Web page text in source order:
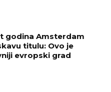
godina Amsterdam
titulu: Ovo je
evropski grad